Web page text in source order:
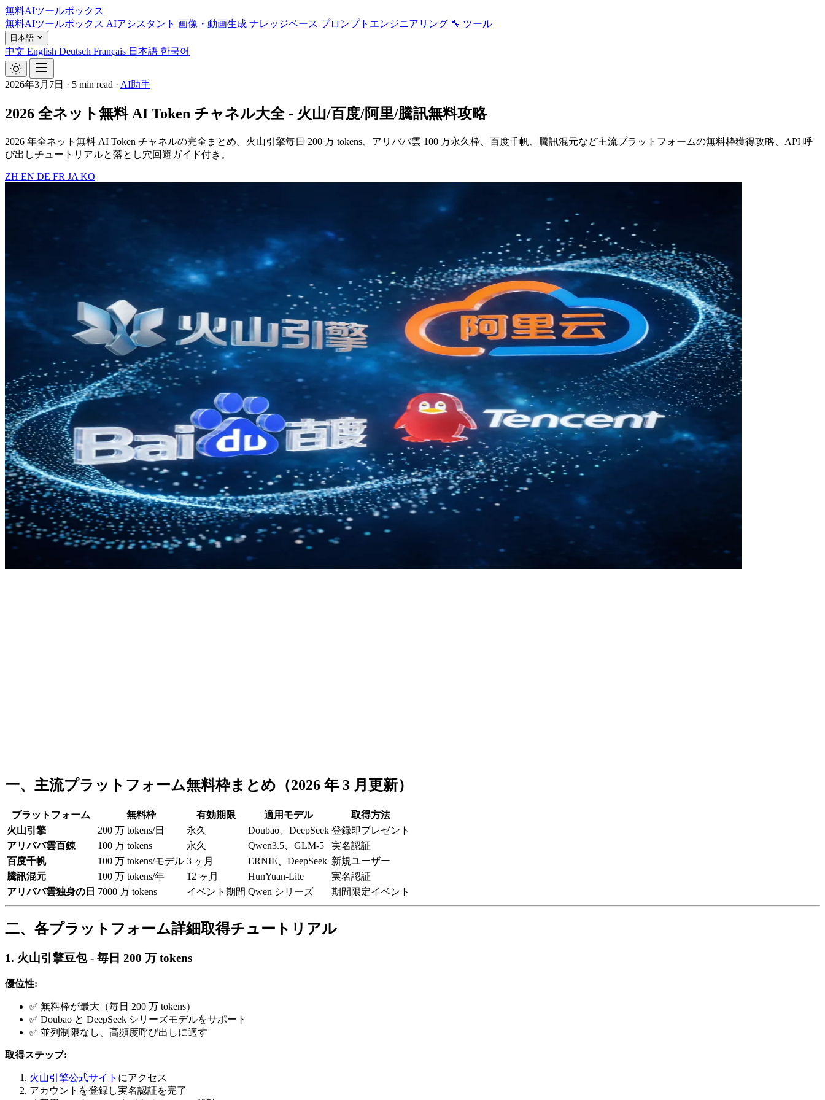
無料AIツールボックス
無料AIツールボックス AIアシスタント 画像・動画生成 ナレッジベース プロンプトエンジニアリング 🔧 ツール
日本語
中文 English Deutsch Français 日本語 한국어
2026年3月7日 · 5 min read · AI助手
2026 全ネット無料 AI Token チャネル大全 - 火山/百度/阿里/騰訊無料攻略
2026 年全ネット無料 AI Token チャネルの完全まとめ。火山引擎毎日 200 万 tokens、アリババ雲 100 万永久枠、百度千帆、騰訊混元など主流プラットフォームの無料枠獲得攻略、API 呼
び出しチュートリアルと落とし穴回避ガイド付き。
ZH EN DE FR JA KO
一、主流プラットフォーム無料枠まとめ（2026 年 3 月更新）
プラットフォーム 無料枠 有効期限 適用モデル
取得方法
火山引擎
200 万 tokens/日 永久 Doubao、DeepSeek 登録即プレゼント
アリババ雲百錬
100 万 tokens 永久 Qwen3.5、GLM-5
実名認証
百度千帆
100 万 tokens/モデル 3 ヶ月 ERNIE、DeepSeek 新規ユーザー
騰訊混元
100 万 tokens/年 12 ヶ月 HunYuan-Lite
実名認証
アリババ雲独身の日 7000 万 tokens イベント期間 Qwen シリーズ 期間限定イベント
二、各プラットフォーム詳細取得チュートリアル
1. 火山引擎豆包 - 毎日 200 万 tokens
優位性:
✅ 無料枠が最大（毎日 200 万 tokens）
✅ Doubao と DeepSeek シリーズモデルをサポート
✅ 並列制限なし、高頻度呼び出しに適す
取得ステップ:
火山引擎公式サイト にアクセス
アカウントを登録し実名認証を完了